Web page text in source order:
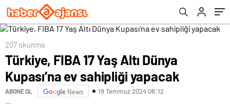
207 okunma
Türkiye, FIBA 17 Yaş Altı Dünya
Kupası’na ev sahipliği yapacak
ABONE OL News 19 Temmuz 2024 08:12